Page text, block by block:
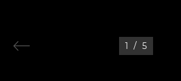
1 / 5